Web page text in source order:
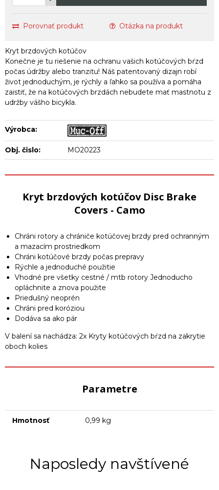
Porovnať produkt Otázka na produkt
Kryt brzdových kotúčov
Konečne je tu riešenie na ochranu vašich kotúčových bŕzd
počas údržby alebo tranzitu! Náš patentovaný dizajn robí
život jednoduchým, je rýchly a ľahko sa používa a pomáha
zaistiť, že na kotúčových brzdách nebudete mať mastnotu z
udržby vášho bicykla.
Výrobca:
Obj. čislo: MO20223
Kryt brzdových kotúčov Disc Brake
Covers - Camo
Chráni rotory a chrániče kotúčovej brzdy pred ochranným
a mazacím prostriedkom
Chráni kotúčové brzdy počas prepravy
Rýchle a jednoduché použitie
Vhodné pre všetky cestné / mtb rotory Jednoducho
opláchnite a znova použite
Priedušný neoprén
Chráni pred koróziou
Dodáva sa ako pár
V balení sa nachádza: 2x Kryty kotúčových bŕzd na zakrytie
oboch kolies
Parametre
Hmotnosť 0,99 kg
Naposledy navštívené